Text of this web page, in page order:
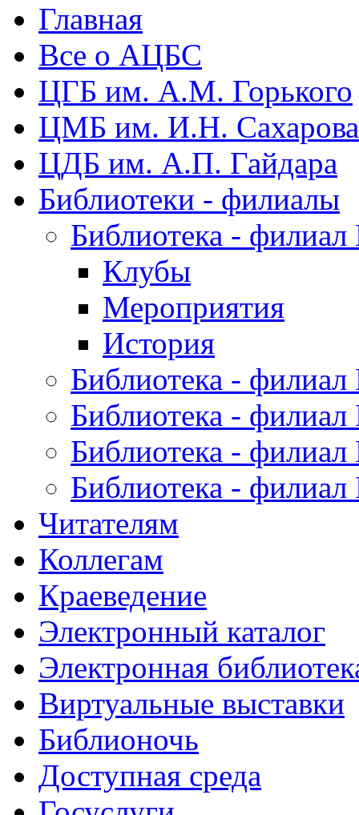
Главная
Все о АЦБС
ЦГБ им. А.М. Горького
ЦМБ им. И.Н. Сахарова
ЦДБ им. А.П. Гайдара
Библиотеки - филиалы
Библиотека -
Клубы
Мероприятия
История
Библиотека -
Библиотека -
Библиотека -
Библиотека -
Читателям
Коллегам
Краеведение
Электронный каталог
Электронная
Виртуальные выставки
Библионочь
Доступная среда